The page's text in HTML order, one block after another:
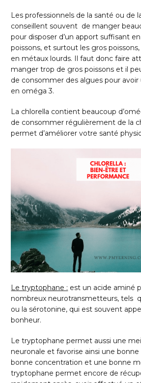
Les professionnels de la santé ou de
conseillent souvent de manger
pour disposer d’un apport suffisant
poissons, et surtout les gros
en métaux lourds. Il faut donc faire
manger trop de gros poissons et il
de consommer des algues pour
en oméga 3.
La chlorella contient beaucoup
de consommer régulièrement de la
permet d’améliorer votre santé
Le tryptophane : est un acide aminé
nombreux neurotransmetteurs, tels
ou la sérotonine, qui est souvent
bonheur.
Le tryptophane permet aussi une
neuronale et favorise ainsi une
bonne concentration et une bonne
tryptophane permet encore de